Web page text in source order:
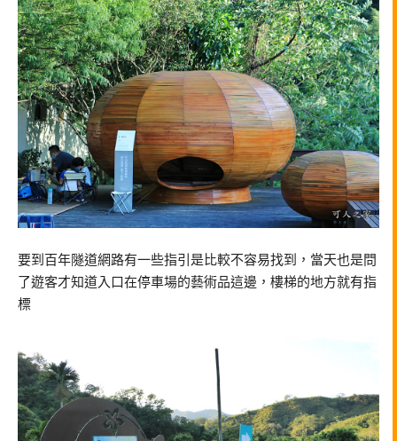
要到百年隧道網路有一些指引是比較不容易找到，當天也是問
了遊客才知道入口在停車場的藝術品這邊，樓梯的地方就有指
標